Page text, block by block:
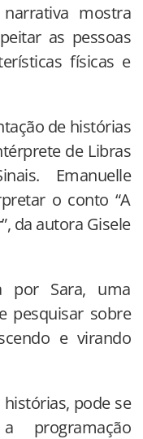
mostra
as pessoas
físicas e
de histórias
de Libras
Emanuelle
o conto “A
da autora Gisele
por Sara, uma
pesquisar sobre
e virando
pode se
programação